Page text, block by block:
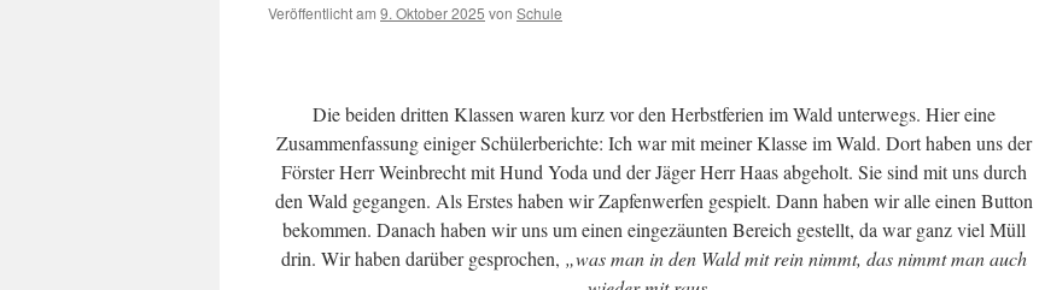
Veröffentlicht am 9. Oktober 2025 von Schule
Die beiden dritten Klassen waren kurz vor den Herbstferien im Wald unterwegs. Hier eine
Zusammenfassung einiger Schülerberichte: Ich war mit meiner Klasse im Wald. Dort haben uns der
Förster Herr Weinbrecht mit Hund Yoda und der Jäger Herr Haas abgeholt. Sie sind mit uns durch
den Wald gegangen. Als Erstes haben wir Zapfenwerfen gespielt. Dann haben wir alle einen Button
bekommen. Danach haben wir uns um einen eingezäunten Bereich gestellt, da war ganz viel Müll
drin. Wir haben darüber gesprochen, „was man in den Wald mit rein nimmt, das nimmt man auch